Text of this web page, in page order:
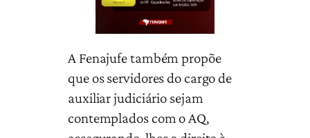
A Fenajufe também propõe
que os servidores do cargo de
auxiliar judiciário sejam
contemplados com o AQ,